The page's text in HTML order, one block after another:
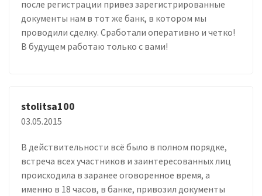
после регистрации привез зарегистрированные
документы нам в тот же банк, в котором мы
проводили сделку. Сработали оперативно и четко!
В будущем работаю только с вами!
stolitsa100
03.05.2015
В действительности всё было в полном порядке,
встреча всех участников и заинтересованных лиц
происходила в заранее оговоренное время, а
именно в 18 часов, в банке, привозил документы